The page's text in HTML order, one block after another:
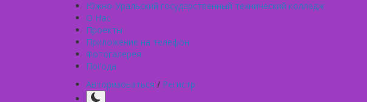
Южно-Уральский государственный технический колледж
О Нас
Проекты
Приложение на телефон
Фотогалерея
Погода
Авторизоваться / Регистр